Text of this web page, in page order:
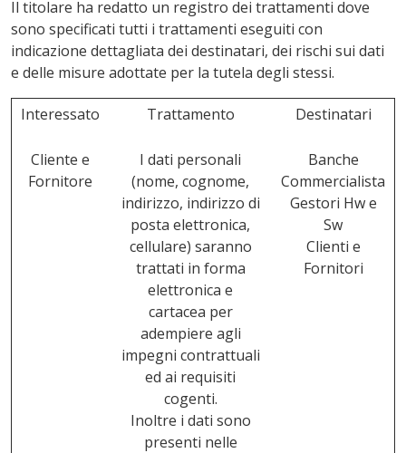
Il titolare ha redatto un registro dei trattamenti dove
sono specificati tutti i trattamenti eseguiti con
indicazione dettagliata dei destinatari, dei rischi sui dati
e delle misure adottate per la tutela degli stessi.
Interessato Trattamento Destinatari
Cliente e
Fornitore
I dati personali
(nome, cognome,
indirizzo, indirizzo di
posta elettronica,
cellulare) saranno
trattati in forma
elettronica e
cartacea per
adempiere agli
impegni contrattuali
ed ai requisiti
cogenti.
Inoltre i dati sono
presenti nelle
Banche
Commercialista
Gestori Hw e
Sw
Clienti e
Fornitori